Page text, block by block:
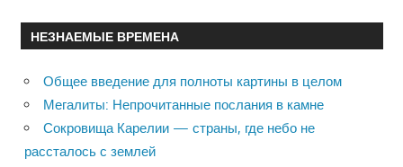
НЕЗНАЕМЫЕ ВРЕМЕНА
Общее введение для полноты картины в целом
Мегалиты: Непрочитанные послания в камне
Сокровища Карелии — страны, где небо не
рассталось с землей